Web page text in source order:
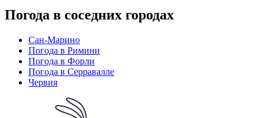
Погода в соседних городах
Сан-Марино
Погода в Римини
Погода в Форли
Погода в Серравалле
Червия